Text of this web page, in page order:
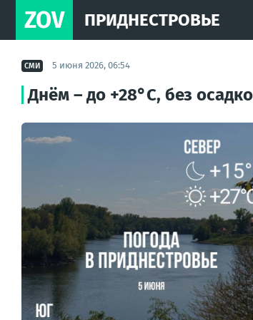
ZOV ПРИДНЕСТРОВЬЕ
СМИ 5 июня 2026, 06:54
Днём – до +28°С, без